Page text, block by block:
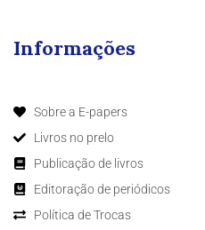
Informações
Sobre a E-papers
Livros no prelo
Publicação de livros
Editoração de periódicos
Política de Trocas